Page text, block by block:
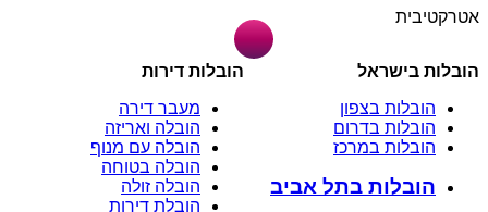
אטרקטיבית
הובלות בישראל
הובלות בצפון
הובלות בדרום
הובלות במרכז
הובלות בתל אביב
הובלות דירות
מעבר דירה
הובלה ואריזה
הובלה עם מנוף
הובלה בטוחה
הובלה זולה
הובלת דירות